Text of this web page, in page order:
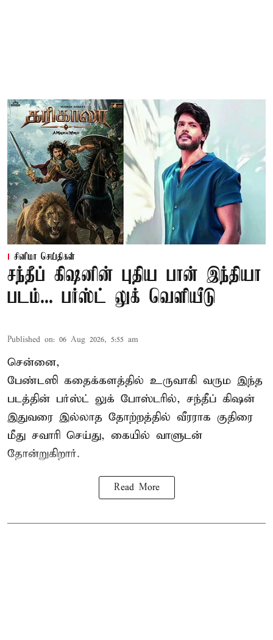
சினிமா செய்திகள்
சந்தீப் கிஷனின் புதிய பான் இந்தியா
படம்... பர்ஸ்ட் லுக் வெளியீடு
Published on: 06 Aug 2026, 5:55 am
சென்னை,
பேண்டஸி கதைக்களத்தில் உருவாகி வரும இந்த
படத்தின் பர்ஸ்ட் லுக் போஸ்டரில், சந்தீப் கிஷன்
இதுவரை இல்லாத தோற்றத்தில் வீரராக குதிரை
மீது சவாரி செய்து, கையில் வாளுடன்
தோன்றுகிறார்.
Read More